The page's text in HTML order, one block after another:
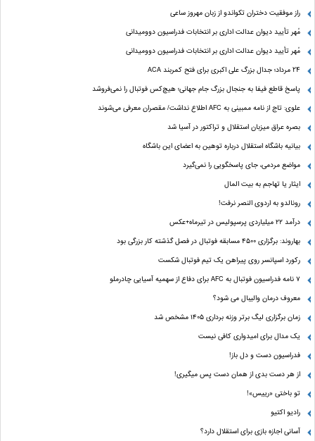
راز موفقیت دختران تکواندو از زبان مهروز ساعی
مُهر تأیید دیوان عدالت اداری بر انتخابات فدراسیون دوومیدانی
مُهر تأیید دیوان عدالت اداری بر انتخابات فدراسیون دوومیدانی
24 مرداد؛ جدال بزرگ علی‌ اکبری برای فتح کمربند ACA
پاسخ قاطع فیفا به جنجال بزرگ جام جهانی؛ هیچ‌کس فوتبال را نمی‌فروشد
علوی: تاج از نامه ممبینی به AFC اطلاع نداشت/ مقصران معرفی می‌شوند
بصره عراق میزبان استقلال و تراکتور در آسیا شد
بیانیه باشگاه استقلال درباره توهین به اعضای این باشگاه
مواضع مردمی، جای پاسخگویی را نمی‌گیرد
ایثار یا تهاجم به بیت المال
رونالدو به اردوی النصر نرفت!
درآمد ۲۲ میلیاردی پرسپولیس در تیرماه+عکس
بهاروند: برگزاری ۴۵۰۰ مسابقه فوتبال در فصل گذشته کار بزرگی بود
رکورد اسپانسر روی پیراهن یک تیم فوتبال شکست
۷ نامه فدراسیون فوتبال به AFC برای دفاع از سهمیه آسیایی چادرملو
معروف درمان والیبال می شود؟
زمان برگزاری لیگ برتر وزنه برداری ۱۴۰۵ مشخص شد
یک مدال برای امیدواری کافی نیست
فدراسیون دست‌ و دل باز!
از هر دست بدی از همان دست پس میگیری!
تو باختی «رییس»!
رادیو اکتیو
آسانی اجازه بازی برای استقلال دارد؟